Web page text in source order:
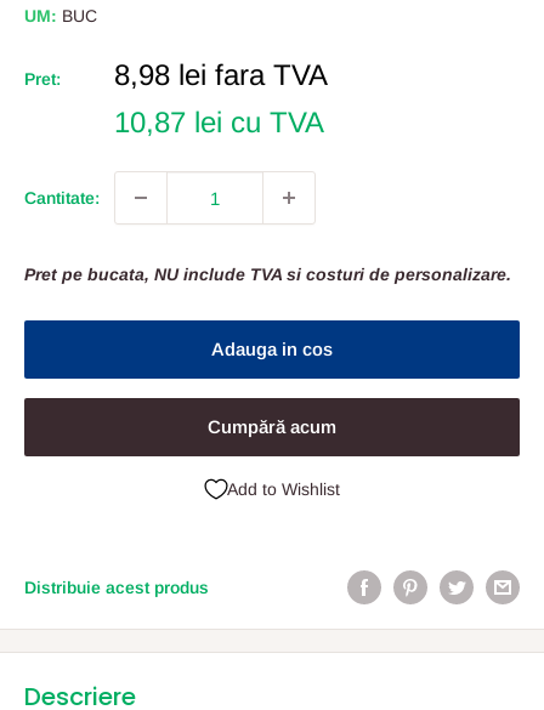
UM: BUC
Pret:
Pret
8,98 lei fara TVA
10,87 lei cu TVA
Cantitate:
Pret pe bucata, NU include TVA si costuri de personalizare.
Adauga in cos
Cumpără acum
Add to Wishlist
Distribuie acest produs
Descriere